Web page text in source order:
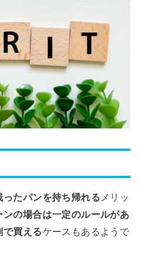
たパンを持ち帰れる メリッ
ンの場合は一定のルールがあ
で買えるケースもあるようで